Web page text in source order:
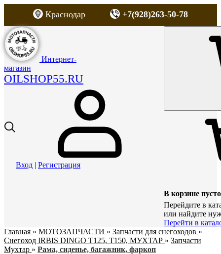
Краснодар +7(928)263-50-78
Интернет-
магазин
OILSHOP55.RU
Вход | Регистрация
В корзине пусто
Перейдите в
или найдите
Перейти в
Главная » МОТОЗАПЧАСТИ » Запчасти для снегоходов »
Снегоход IRBIS DINGO T125, Т150, МУХТАР » Запчасти
Мухтар » Рама, сиденье, багажник, фаркоп